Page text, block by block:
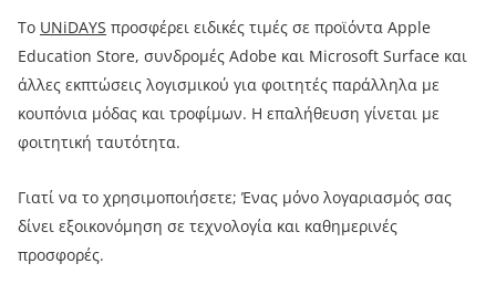
Το UNiDAYS προσφέρει ειδικές τιμές σε προϊόντα Apple
Education Store, συνδρομές Adobe και Microsoft Surface και
άλλες εκπτώσεις λογισμικού για φοιτητές παράλληλα με
κουπόνια μόδας και τροφίμων. Η επαλήθευση γίνεται με
φοιτητική ταυτότητα.
Γιατί να το χρησιμοποιήσετε; Ένας μόνο λογαριασμός σας
δίνει εξοικονόμηση σε τεχνολογία και καθημερινές
προσφορές.